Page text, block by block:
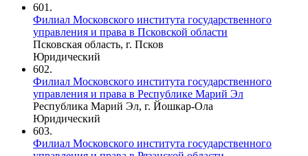
601.
Филиал Московского института государственного
управления и права в Псковской области
Псковская область, г. Псков
Юридический
602.
Филиал Московского института государственного
управления и права в Республике Марий Эл
Республика Марий Эл, г. Йошкар-Ола
Юридический
603.
Филиал Московского института государственного